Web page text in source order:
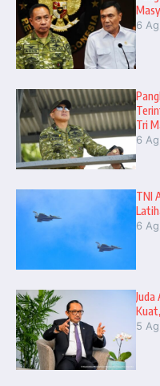
6
Tri
6
TNI
6
Juda
5